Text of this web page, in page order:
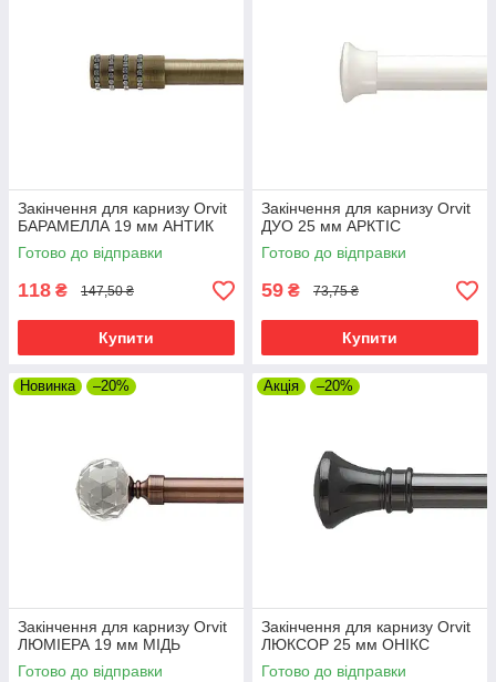
Закінчення для карнизу Orvit
БАРАМЕЛЛА 19 мм АНТИК
Готово до відправки
118 ₴ 147,50 ₴
Купити
Закінчення для карнизу Orvit
ДУО 25 мм АРКТІС
Готово до відправки
59 ₴ 73,75 ₴
Купити
Новинка –20%
Закінчення для карнизу Orvit
ЛЮМІЕРА 19 мм МІДЬ
Готово до відправки
Акція –20%
Закінчення для карнизу Orvit
ЛЮКСОР 25 мм ОНІКС
Готово до відправки